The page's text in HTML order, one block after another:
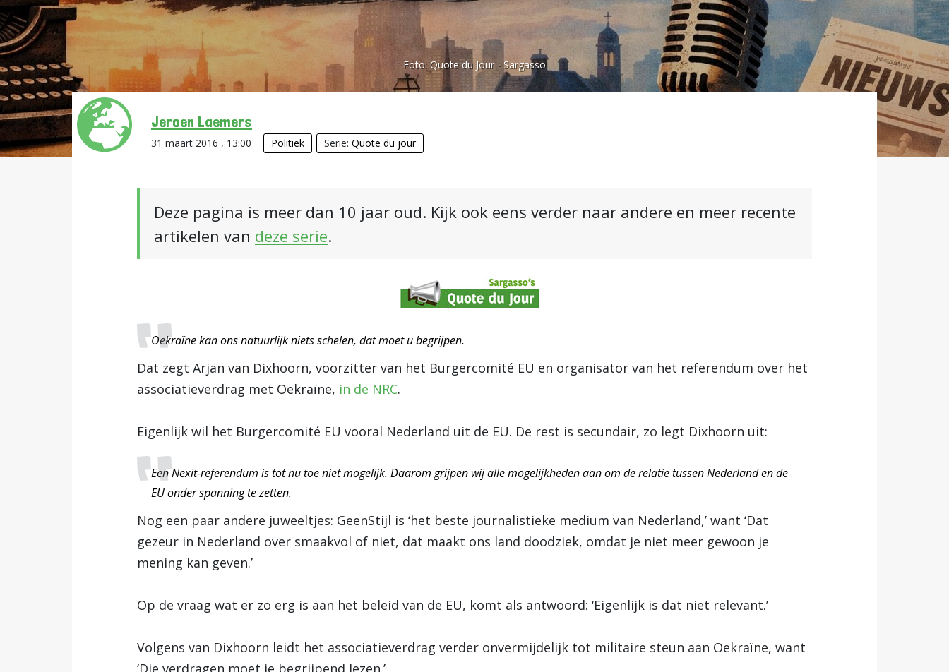
Foto:Quote du Jour - Sargasso
Jeroen Laemers
31 maart 2016 , 13:00 Politiek Serie: Quote du jour
Deze pagina is meer dan 10 jaar oud. Kijk ook eens verder naar andere en meer recente
artikelen van deze serie.
Oekraïne kan ons natuurlijk niets schelen, dat moet u begrijpen.
Dat zegt Arjan van Dixhoorn, voorzitter van het Burgercomité EU en organisator van het referendum over het
associatieverdrag met Oekraïne, in de NRC.
Eigenlijk wil het Burgercomité EU vooral Nederland uit de EU. De rest is secundair, zo legt Dixhoorn uit:
Een Nexit-referendum is tot nu toe niet mogelijk. Daarom grijpen wij alle mogelijkheden aan om de relatie tussen Nederland en de
EU onder spanning te zetten.
Nog een paar andere juweeltjes: GeenStijl is ‘het beste journalistieke medium van Nederland,’ want ‘Dat
gezeur in Nederland over smaakvol of niet, dat maakt ons land doodziek, omdat je niet meer gewoon je
mening kan geven.’
Op de vraag wat er zo erg is aan het beleid van de EU, komt als antwoord: ‘Eigenlijk is dat niet relevant.’
Volgens van Dixhoorn leidt het associatieverdrag verder onvermijdelijk tot militaire steun aan Oekraïne, want
‘Die verdragen moet je begrijpend lezen.’